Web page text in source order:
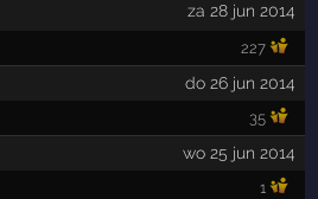
za 28 jun 2014
227
do 26 jun 2014
35
wo 25 jun 2014
1